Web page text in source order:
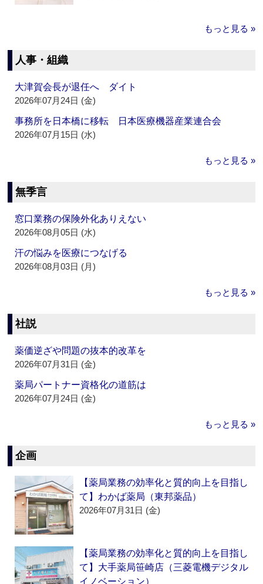
もっと見る »
人事・組織
大津賀会長が退任へ ダイト
2026年07月24日 (金)
事務所を日本橋に移転 日本医療機器産業連合会
2026年07月15日 (水)
もっと見る »
無季言
窓口業務の保険外化ありえない
2026年08月05日 (水)
汗の悩みを医療につなげる
2026年08月03日 (月)
もっと見る »
社説
薬価逆ざや問題の抜本的改革を
2026年07月31日 (金)
薬局パートナー資格化の道筋は
2026年07月24日 (金)
もっと見る »
企画
【薬局業務の効率化と質的向上を目指し
て】わかば薬局（東邦薬品）
2026年07月31日 (金)
【薬局業務の効率化と質的向上を目指し
て】大手薬局笹崎店（三菱電機デジタル
イノベーション）